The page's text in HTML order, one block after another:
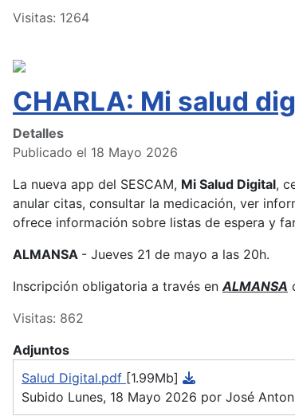
Visitas: 1264
CHARLA: Mi salud
Detalles
Publicado el 18 Mayo 2026
La nueva app del SESCAM, Mi Salud Digital,
anular citas, consultar la medicación, ver
ofrece información sobre listas de espera y
ALMANSA - Jueves 21 de mayo a las 20h.
Inscripción obligatoria a través en ALMANSA
Visitas: 862
Adjuntos
Salud Digital.pdf [1.99Mb]
Subido Lunes, 18 Mayo 2026 por José